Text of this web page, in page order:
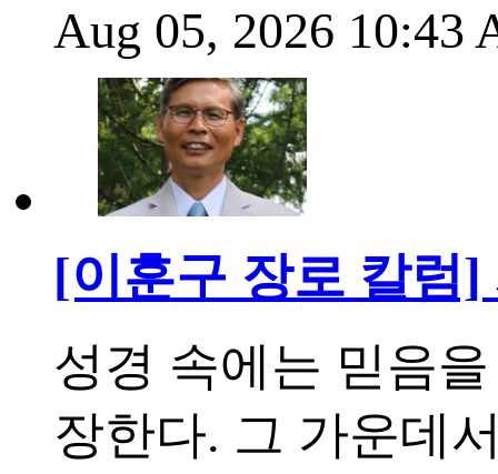
Aug 05, 2026 10:43
[이훈구 장로 칼럼
성경 속에는 믿음
장한다. 그 가운데